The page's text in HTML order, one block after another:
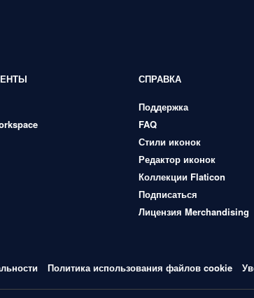
СПРАВКА
Поддержка
FAQ
Стили иконок
Редактор иконок
Коллекции Flaticon
Подписаться
Лицензия Merchandising
Политика использования файлов cookie